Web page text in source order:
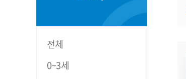
전체
0~3세